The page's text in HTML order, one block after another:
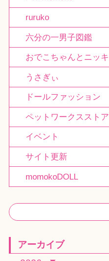
ruruko
六分の一男子図鑑
おでこちゃんとニッキ
うさぎぃ
ドールファッション
ペットワークスストア
イベント
サイト更新
momokoDOLL
アーカイブ